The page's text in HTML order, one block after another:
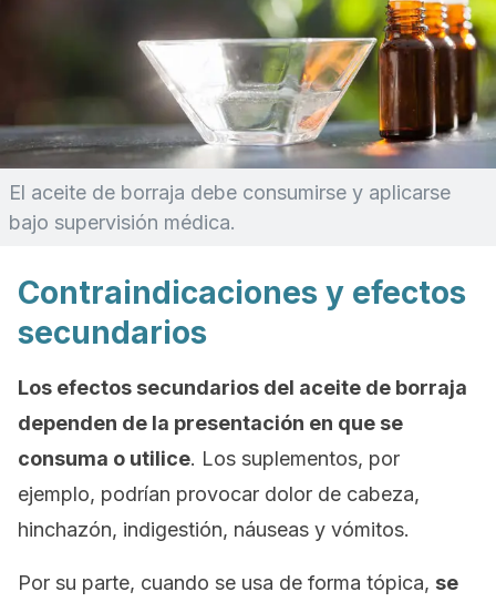
El aceite de borraja debe consumirse y aplicarse
bajo supervisión médica.
Contraindicaciones y efectos
secundarios
Los efectos secundarios del aceite de borraja
dependen de la presentación en que se
consuma o utilice. Los suplementos, por
ejemplo, podrían provocar dolor de cabeza,
hinchazón, indigestión, náuseas y vómitos.
Por su parte, cuando se usa de forma tópica, se